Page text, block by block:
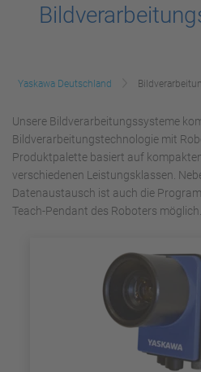
Yaskawa Deutschland
Unsere Bildverarbeitungssysteme
Bildverarbeitungstechnologie mit
Produktpalette basiert auf
verschiedenen Leistungsklassen.
Datenaustausch ist auch die
Teach-Pendant des Roboters möglich.